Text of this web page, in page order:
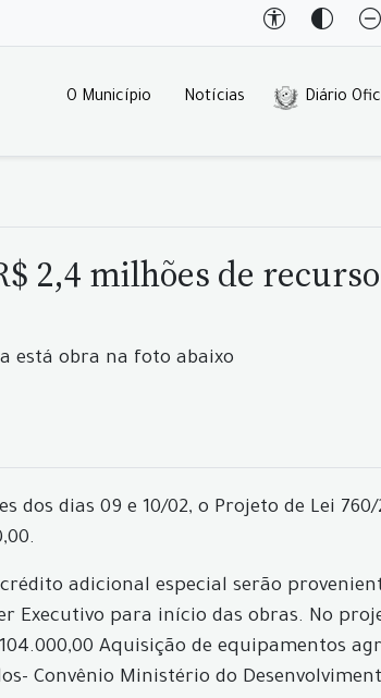
O Município Notícias Diário
2,4 milhões de
está obra na foto abaixo
dos dias 09 e 10/02, o Projeto de Lei
adicional especial serão
para início das obras. No
Aquisição de equipamentos
Convênio Ministério do